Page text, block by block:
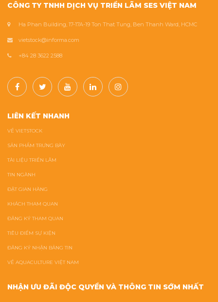
CÔNG TY TNHH DỊCH VỤ TRIỂN LÃM SES VIỆT NAM
Ha Phan Building, 17-17A-19 Ton That Tung, Ben Thanh Ward, HCMC
vietstock@informa.com
+84 28 3622 2588
LIÊN KẾT NHANH
VỀ VIETSTOCK
SẢN PHẨM TRƯNG BÀY
TÀI LIỆU TRIỂN LÃM
TIN NGÀNH
ĐẶT GIAN HÀNG
KHÁCH THAM QUAN
ĐĂNG KÝ THAM QUAN
TIÊU ĐIỂM SỰ KIỆN
ĐĂNG KÝ NHẬN BẢNG TIN
VỀ AQUACULTURE VIỆT NAM
NHẬN ƯU ĐÃI ĐỘC QUYỀN VÀ THÔNG TIN SỚM NHẤT